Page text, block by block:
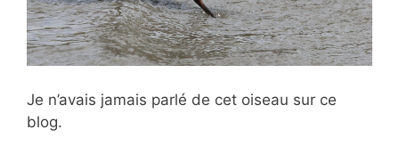
Je n’avais jamais parlé de cet oiseau sur ce
blog.